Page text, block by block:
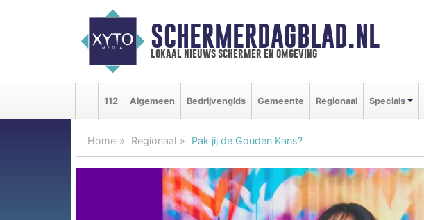
SCHERMERDAGBLAD.NL
lokaal nieuws schermer en omgeving
112 Algemeen Bedrijvengids Gemeente Regionaal Specials
Home Regionaal Pak jij de Gouden Kans?